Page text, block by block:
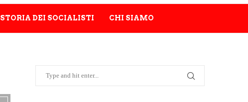
STORIA DEI SOCIALISTI CHI SIAMO